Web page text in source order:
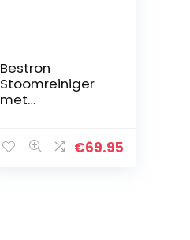
Bestron
Stoomreiniger
met
kinderbeveiligin
€69.95